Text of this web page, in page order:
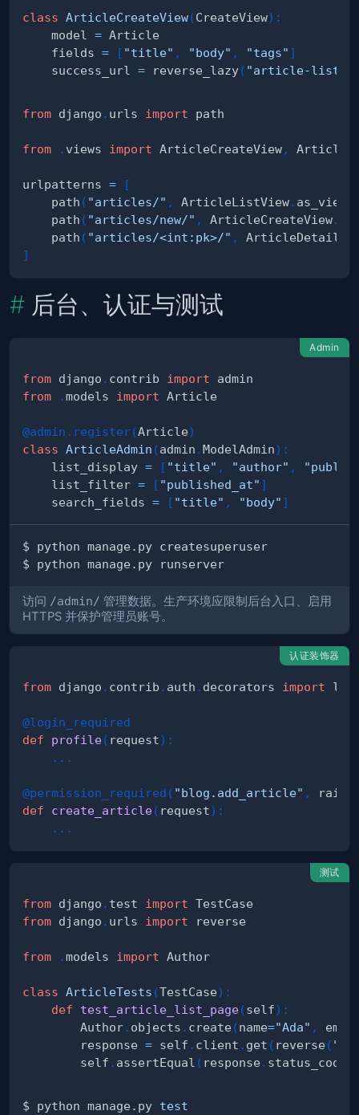
class ArticleCreateView(CreateView) :
    model
=
    fields
= [ "title" , "body" , "tags" ]
    success_url
= reverse_lazy( "article-list"
from django . urls import
from . views import ArticleCreateView,
urlpatterns =
[
    path
( "articles/" , ArticleListView. as_view
    path
( "articles/new/" , ArticleCreateView.
    path
( "articles/<int:pk>/" ,
]
后台、认证与测试
Admin
from django . contrib import
from
.models import
@admin . register(Article)
class ArticleAdmin (admin .ModelAdmin) :
    list_display
= [ "title" , "author" ,
    list_filter
= [ "published_at" ]
    search_fields
= [ "title" , "body" ]
访问 /admin/ 管理数据。生产环境应限制后台入口、启用
HTTPS 并保护管理员账号。
认证装饰器
from django . contrib . auth . decorators import
@login_required
def
profile( request) :
. . .
@permission_required ( "blog.add_article" ,
def
create_article( request) :
. . .
测试
from django . test import
from django . urls import
from .models import
class ArticleTests (TestCase) :
def
test_article_list_page(self) :
        Author
. objects . create (name="Ada" ,
        response
= self . client . get ( reverse (
        self
. assertEqual ( response . status_code
$ python manage.py test